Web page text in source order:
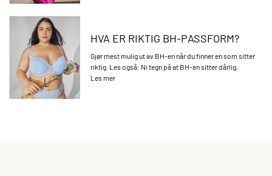
HVA ER RIKTIG BH-PASSFORM?
Gjør mest mulig ut av BH-en når du finner en som sitter
riktig. Les også: Ni tegn på at BH-en sitter dårlig.
Les mer